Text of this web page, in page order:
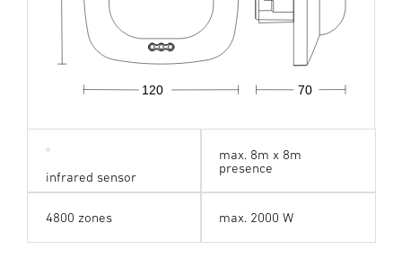
70
120
infrared sensor
max. 8m x 8m
presence
4800 zones max. 2000 W